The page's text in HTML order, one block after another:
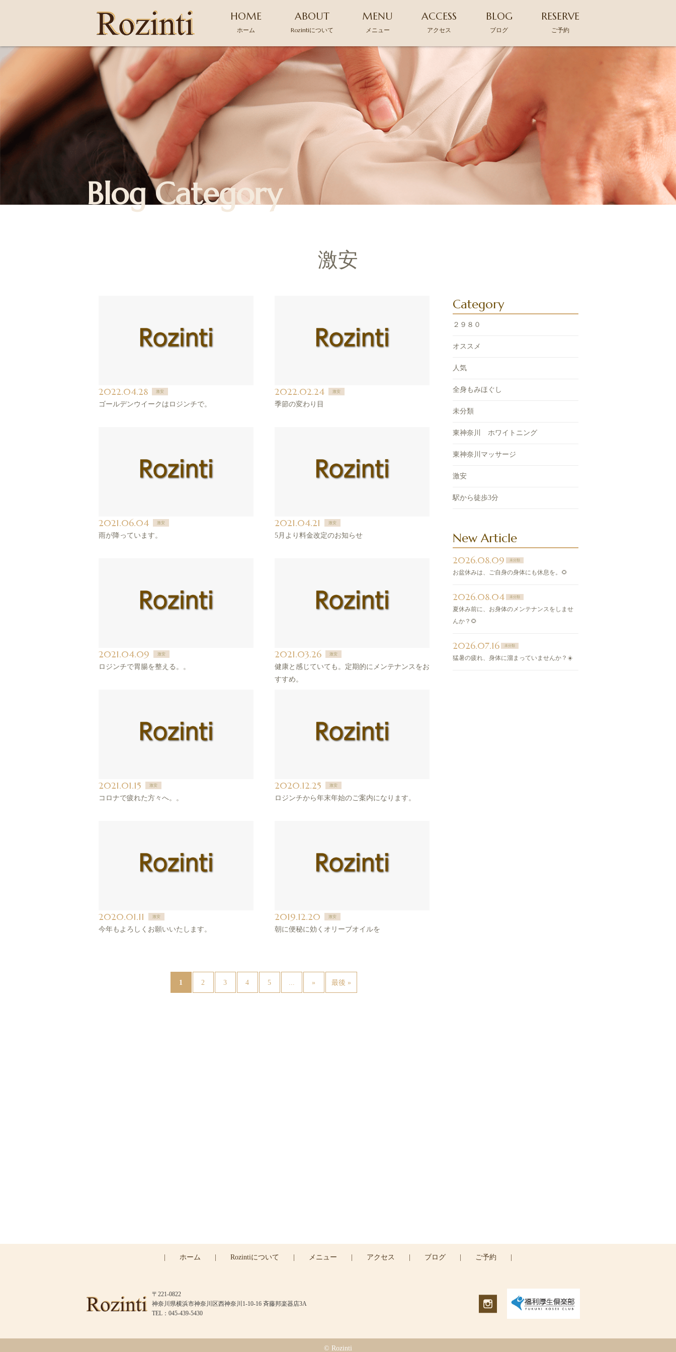
HOME
ホーム
ABOUT
Rozintiについて
MENU
メニュー
ACCESS
アクセス
BLOG
ブログ
RESERVE
ご予約
Blog Category
激安
2022.04.28 激安
ゴールデンウイークはロジンチで。
2022.02.24 激安
季節の変わり目
2021.06.04 激安
雨が降っています。
2021.04.21 激安
5月より料金改定のお知らせ
2021.04.09 激安
ロジンチで胃腸を整える。。
2021.03.26 激安
健康と感じていても。定期的にメンテナンスをお
すすめ。
2021.01.15 激安
コロナで疲れた方々へ。。
2020.12.25 激安
ロジンチから年末年始のご案内になります。
2020.01.11 激安
今年もよろしくお願いいたします。
2019.12.20 激安
朝に便秘に効くオリーブオイルを
1 2 3 4 5 ... » 最後 »
Category
２９８０
オススメ
人気
全身もみほぐし
未分類
東神奈川 ホワイトニング
東神奈川マッサージ
激安
駅から徒歩3分
New Article
2026.08.09 未分類
お盆休みは、ご自身の身体にも休息を。🌻
2026.08.04 未分類
夏休み前に、お身体のメンテナンスをしませ
んか？🌻
2026.07.16 未分類
猛暑の疲れ、身体に溜まっていませんか？☀️
RESERVE >
ホーム Rozintiについて メニュー アクセス ブログ ご予約
〒221-0822
神奈川県横浜市神奈川区西神奈川1-10-16 斉藤邦楽器店3A
TEL：045-439-5430
© Rozinti